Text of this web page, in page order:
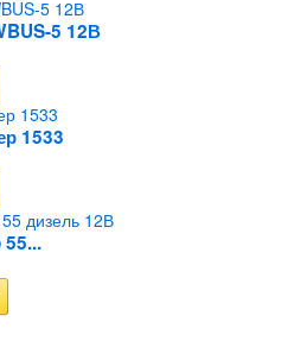
5 12В
1533